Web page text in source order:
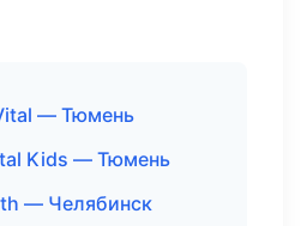
— Тюмень
Kids — Тюмень
— Челябинск